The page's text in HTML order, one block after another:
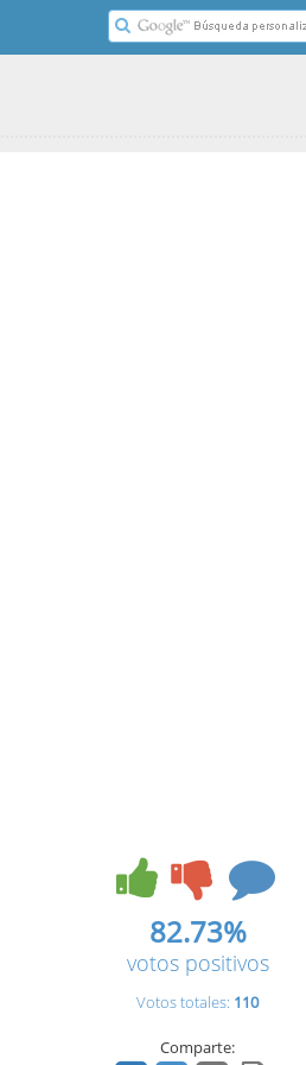
82.73%
votos positivos
Votos totales: 110
Comparte: